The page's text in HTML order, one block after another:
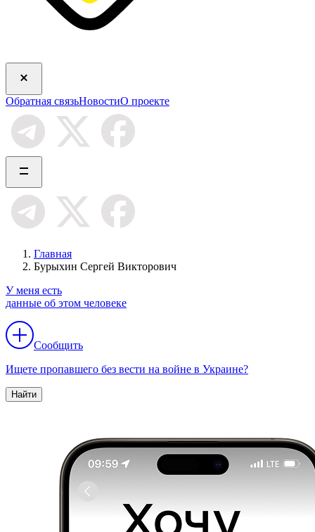
Обратная связьНовостиО проекте
Главная
Бурыхин Сергей Викторович
У меня есть
данные об этом человеке
Сообщить
Ищете пропавшего без вести на войне в Украине?
Найти